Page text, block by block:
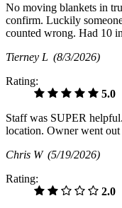
No moving blankets in
confirm. Luckily
counted wrong. Had 10
Tierney L (8/3/2026)
Rating:
5.0
Staff was SUPER
location. Owner went
Chris W (5/19/2026)
Rating:
2.0